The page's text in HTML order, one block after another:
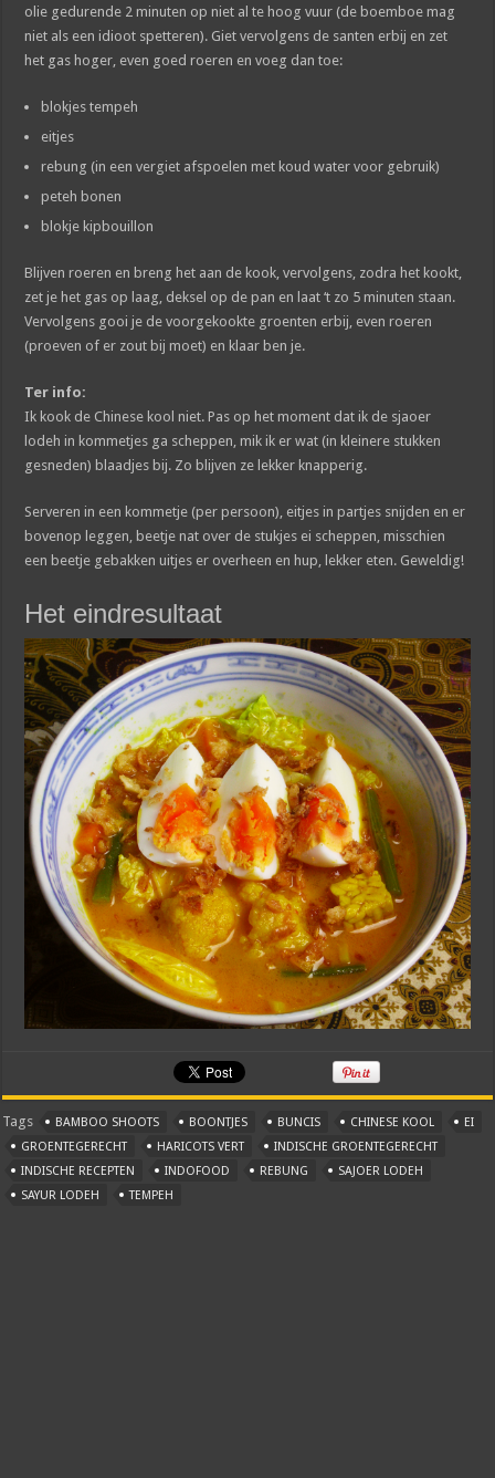
olie gedurende 2 minuten op niet al te hoog vuur (de boemboe mag
niet als een idioot spetteren). Giet vervolgens de santen erbij en zet
het gas hoger, even goed roeren en voeg dan toe:
blokjes tempeh
eitjes
rebung (in een vergiet afspoelen met koud water voor gebruik)
peteh bonen
blokje kipbouillon
Blijven roeren en breng het aan de kook, vervolgens, zodra het kookt,
zet je het gas op laag, deksel op de pan en laat ‘t zo 5 minuten staan.
Vervolgens gooi je de voorgekookte groenten erbij, even roeren
(proeven of er zout bij moet) en klaar ben je.
Ter info:
Ik kook de Chinese kool niet. Pas op het moment dat ik de sjaoer
lodeh in kommetjes ga scheppen, mik ik er wat (in kleinere stukken
gesneden) blaadjes bij. Zo blijven ze lekker knapperig.
Serveren in een kommetje (per persoon), eitjes in partjes snijden en er
bovenop leggen, beetje nat over de stukjes ei scheppen, misschien
een beetje gebakken uitjes er overheen en hup, lekker eten. Geweldig!
Het eindresultaat
Tags BAMBOO SHOOTS BOONTJES BUNCIS CHINESE KOOL
EI
GROENTEGERECHT
HARICOTS VERT
INDISCHE GROENTEGERECHT
INDISCHE RECEPTEN
INDOFOOD REBUNG
SAJOER LODEH
SAYUR LODEH
TEMPEH